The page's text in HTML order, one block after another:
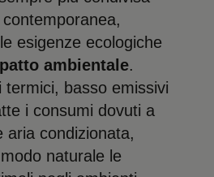
contemporanea,
esigenze ecologiche
ambientale.
termici, basso emissivi
i consumi dovuti a
aria condizionata,
naturale le